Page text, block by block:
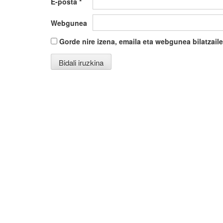
Webgunea
Gorde nire izena, emaila eta webgunea